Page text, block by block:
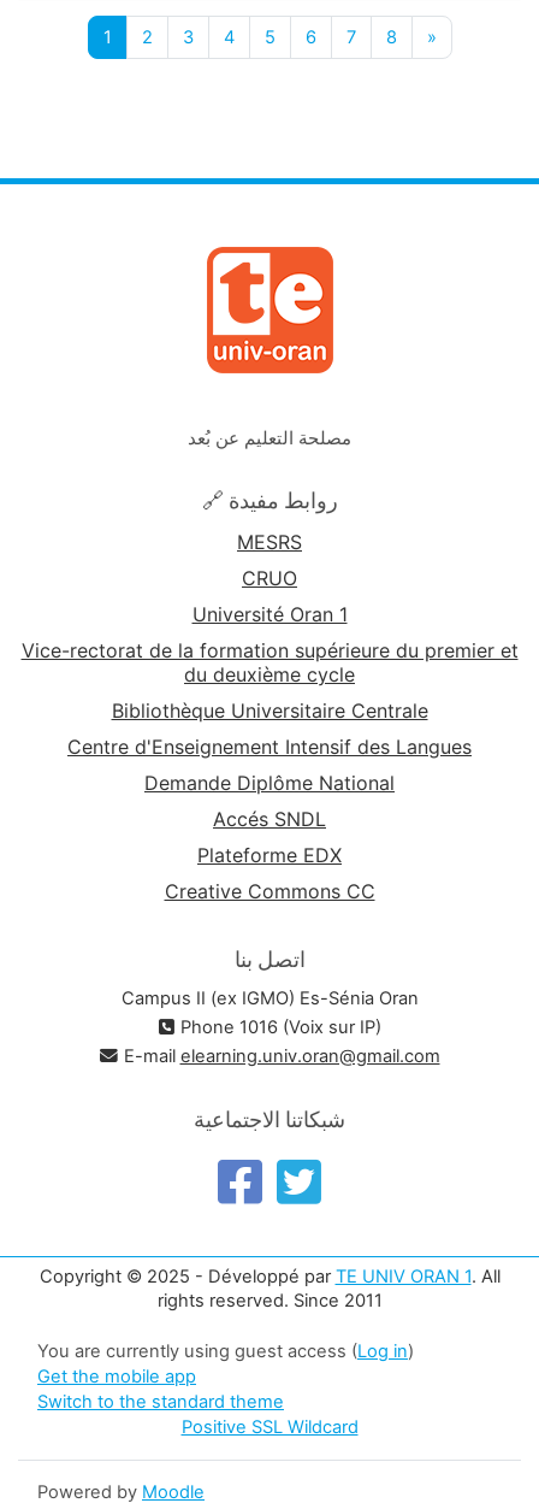
1
Page 1
2
Page 2
3
Page 3
4
Page 4
5
Page 5
6
Page 6
7
Page 7
8
Page 8
»
Next page
مصلحة التعليم عن بُعد
🔗 روابط مفيدة
MESRS
CRUO
Université Oran 1
Vice-rectorat de la formation supérieure du premier et
du deuxième cycle
Bibliothèque Universitaire Centrale
Centre d'Enseignement Intensif des Langues
Demande Diplôme National
Accés SNDL
Plateforme EDX
Creative Commons CC
اتصل بنا
Campus II (ex IGMO) Es-Sénia Oran
Phone 1016 (Voix sur IP)
E-mail elearning.univ.oran@gmail.com
شبكاتنا الاجتماعية
Copyright © 2025 - Développé par TE UNIV ORAN 1. All
rights reserved. Since 2011
You are currently using guest access (Log in)
Get the mobile app
Switch to the standard theme
Positive SSL Wildcard
Powered by Moodle